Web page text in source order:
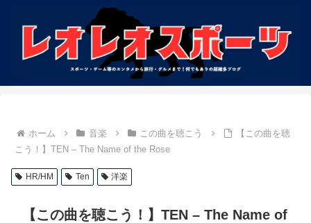
ホーム 音楽 この曲を聴こう
【この曲を聴
こう！】TEN – The Name of the Rose
HR/HM Ten 洋楽
【この曲を聴こう！】TEN – The Name of